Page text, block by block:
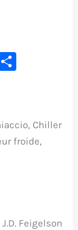
p
ar
Chiller
froide,
Feigelson